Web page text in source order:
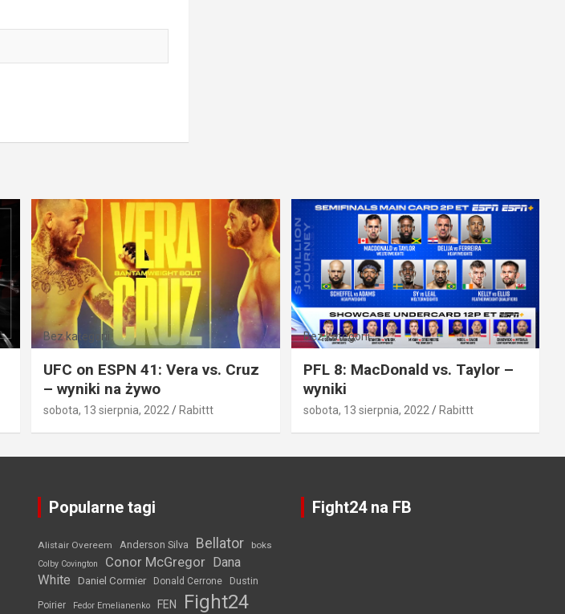
Bez kategorii
UFC on ESPN 41: Vera vs. Cruz
– wyniki na żywo
sobota, 13 sierpnia, 2022 Rabittt
Bez kategorii
PFL 8: MacDonald vs. Taylor –
wyniki
sobota, 13 sierpnia, 2022 Rabittt
Popularne tagi
Alistair Overeem Anderson Silva Bellator boks
Colby Covington Conor McGregor Dana
White
Daniel Cormier Donald Cerrone Dustin
Poirier Fedor Emelianenko FEN Fight24
Fight24 na FB